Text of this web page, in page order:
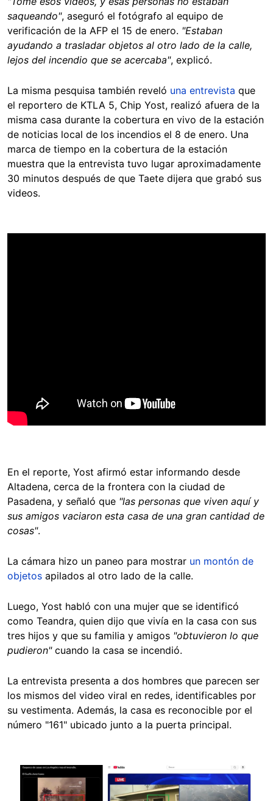
saqueando", aseguró el fotógrafo al equipo de
verificación de la AFP el 15 de enero. "Estaban
ayudando a trasladar objetos al otro lado de la calle,
lejos del incendio que se acercaba", explicó.
La misma pesquisa también reveló una entrevista que
el reportero de KTLA 5, Chip Yost, realizó afuera de la
misma casa durante la cobertura en vivo de la estación
de noticias local de los incendios el 8 de enero. Una
marca de tiempo en la cobertura de la estación
muestra que la entrevista tuvo lugar aproximadamente
30 minutos después de que Taete dijera que grabó sus
videos.
En el reporte, Yost afirmó estar informando desde
Altadena, cerca de la frontera con la ciudad de
Pasadena, y señaló que "las personas que viven aquí y
sus amigos vaciaron esta casa de una gran cantidad de
cosas".
La cámara hizo un paneo para mostrar un montón de
objetos apilados al otro lado de la calle.
Luego, Yost habló con una mujer que se identificó
como Teandra, quien dijo que vivía en la casa con sus
tres hijos y que su familia y amigos "obtuvieron lo que
pudieron"cuando la casa se incendió.
La entrevista presenta a dos hombres que parecen ser
los mismos del video viral en redes, identificables por
su vestimenta. Además, la casa es reconocible por el
número "161" ubicado junto a la puerta principal.
Image